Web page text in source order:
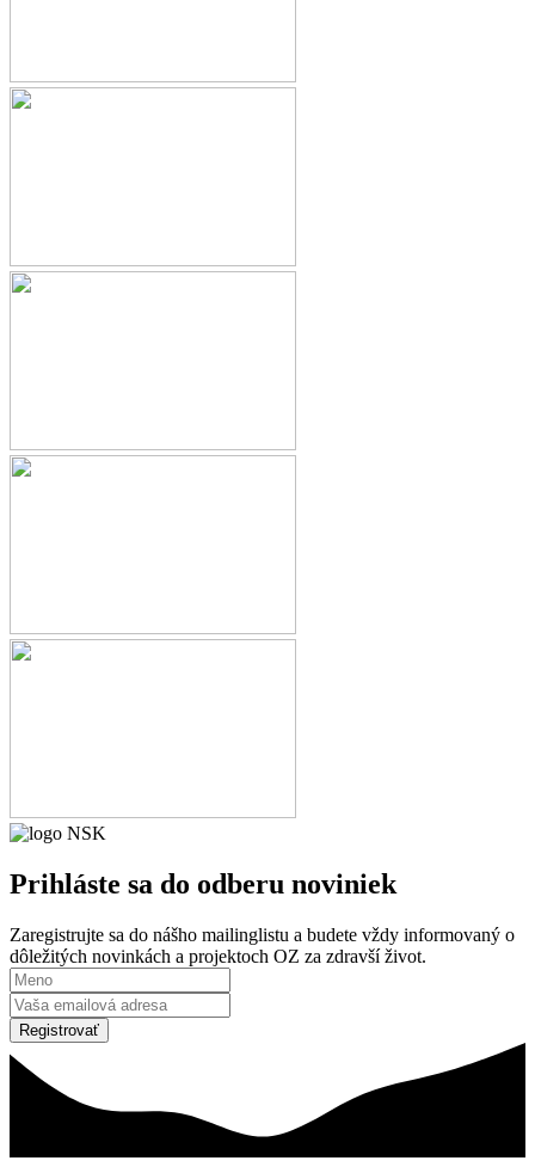
Prihláste sa do odberu noviniek
Zaregistrujte sa do nášho mailinglistu a budete vždy informovaný o
dôležitých novinkách a projektoch OZ za zdravší život.
Registrovať